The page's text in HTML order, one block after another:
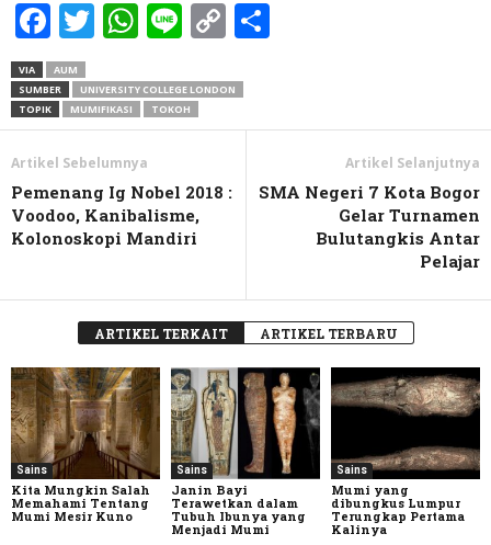
Facebook
TwitterWhatsApp
LineCopy
VIA
AUM
SUMBER
UNIVERSITY COLLEGE LONDON
TOPIK
MUMIFIKASI TOKOH
Artikel Sebelumnya
Pemenang Ig Nobel 2018 :
Voodoo, Kanibalisme,
Kolonoskopi Mandiri
Artikel Selanjutnya
SMA Negeri 7 Kota Bogor
Gelar Turnamen
Bulutangkis Antar
Pelajar
ARTIKEL TERKAIT ARTIKEL TERBARU
Sains
Kita Mungkin Salah
Memahami Tentang
Mumi Mesir Kuno
Sains
Janin Bayi
Terawetkan dalam
Tubuh Ibunya yang
Menjadi Mumi
Sains
Mumi yang
dibungkus Lumpur
Terungkap Pertama
Kalinya